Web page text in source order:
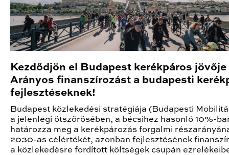
Kezdődjön el Budapest kerékpáros jövője
Arányos finanszírozást a budapesti
fejlesztéseknek!
Budapest közlekedési stratégiája (Budapesti
a jelenlegi ötszörösében, a bécsihez hasonló 10%-
határozza meg a kerékpározás forgalmi
2030-as célértékét, azonban fejlesztésének
a közlekedésre fordított költségek csupán